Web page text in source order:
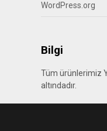
WordPress.org
Bilgi
Tüm ürünlerimiz
altındadır.